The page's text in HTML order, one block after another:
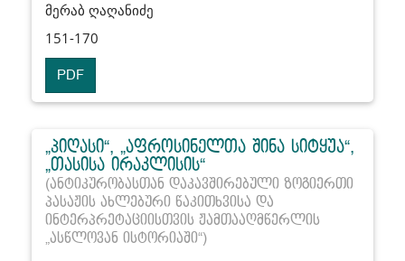
მერაბ ღაღანიძე
151-170
PDF
„პიღასი“, „აფროსინელთა შინა სიტყუა“,
„თასისა ირაკლისის“
(ანტიკურობასთან დაკავშირებული ზოგიერთი
პასაჟის ახლებური წაკითხვისა და
ინტერპრეტაციისთვის ჟამთააღმწერლის
„ასწლოვან ისტორიაში“)